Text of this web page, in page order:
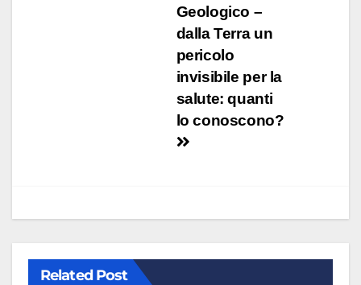
Geologico –
dalla Terra un
pericolo
invisibile per la
salute: quanti
lo conoscono?
Related Post